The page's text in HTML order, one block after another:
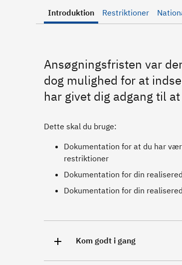
Introduktion Restriktioner
Ansøgningsfristen var
dog mulighed for at
har givet dig adgang til
Dette skal du bruge:
Dokumentation for at du har
restriktioner
Dokumentation for din
Dokumentation for din
Kom godt i gang